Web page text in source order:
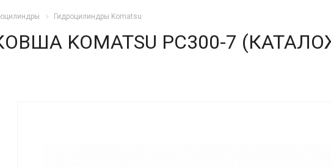
Гидроцилиндры Komatsu
KOMATSU PC300-7